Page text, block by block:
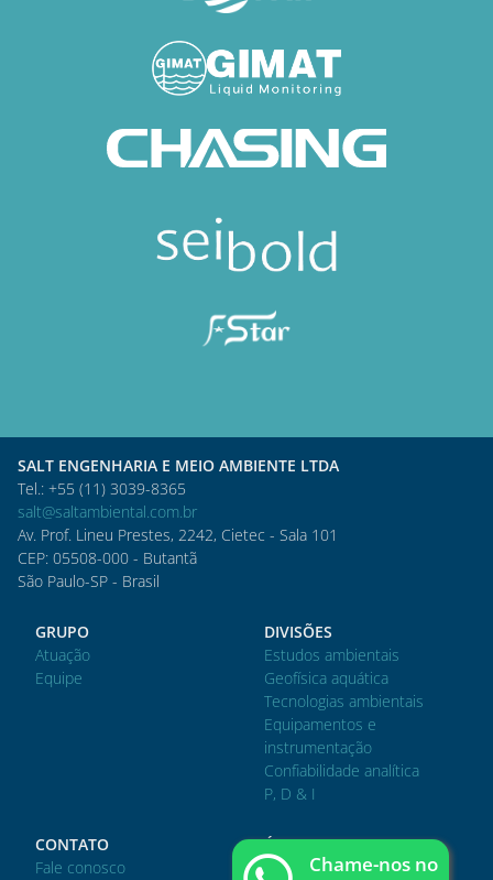
SALT ENGENHARIA E MEIO AMBIENTE LTDA
Tel.: +55 (11) 3039-8365
salt@saltambiental.com.br
Av. Prof. Lineu Prestes, 2242, Cietec - Sala 101
CEP: 05508-000 - Butantã
São Paulo-SP - Brasil
GRUPO
Atuação
Equipe
DIVISÕES
Estudos ambientais
Geofísica aquática
Tecnologias ambientais
Equipamentos e
instrumentação
Confiabilidade analítica
P, D & I
CONTATO
Fale conosco
ÁREA DO CLIENTE
AcessarChame-nos no